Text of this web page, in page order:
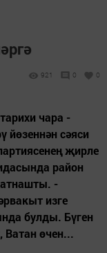
921 0 0
чара -
йөзеннән сәяси
җирле
район
-
изге
булды. Бүген
Ватан өчен...